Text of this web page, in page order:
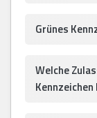
Grünes
Welche